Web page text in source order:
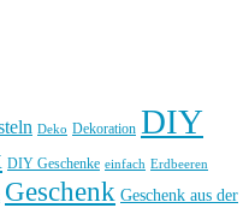
Deko Dekoration DIY
DIY Geschenke einfach Erdbeeren
Geschenk Geschenk aus der